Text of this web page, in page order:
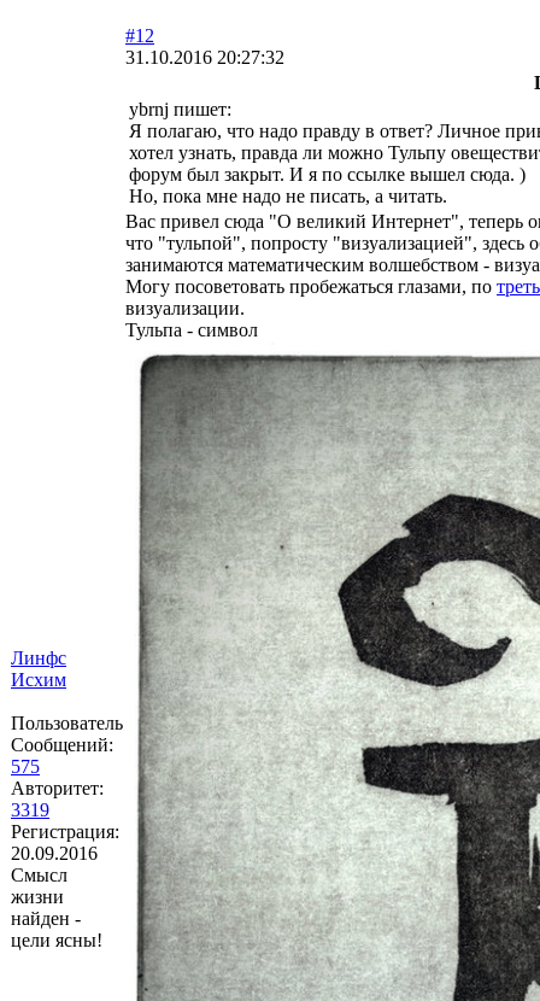
Линфс
Исхим
Пользователь
Сообщений:
575
Авторитет:
3319
Регистрация:
20.09.2016
Смысл
жизни
найден -
цели ясны!
#12
31.10.2016 20:27:32
ybrnj пишет:
Я полагаю, что надо правду в ответ? Личное
хотел узнать, правда ли можно Тульпу
форум был закрыт. И я по ссылке вышел сюда. )
Но, пока мне надо не писать, а читать.
Вас привел сюда "О великий Интернет", теперь
что "тульпой", попросту "визуализацией",
занимаются математическим волшебством -
Могу посоветовать пробежаться глазами, по
визуализации.
Тульпа - символ